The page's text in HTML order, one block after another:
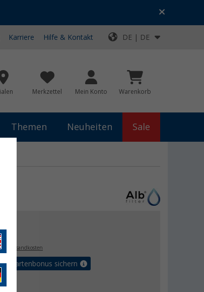
Top-Deals für dein Abenteuer!
Karriere Hilfe & Kontakt DE | DE
Merkzettel Mein Konto Warenkorb
Themen Neuheiten Sale
Versandkosten
sichern